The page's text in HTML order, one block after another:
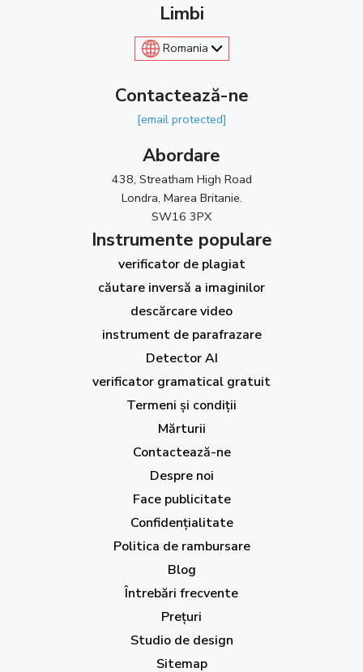
Limbi
Romania
Contactează-ne
[email protected]
Abordare
438, Streatham High Road
Londra, Marea Britanie.
SW16 3PX
Instrumente populare
verificator de plagiat
căutare inversă a imaginilor
descărcare video
instrument de parafrazare
Detector AI
verificator gramatical gratuit
Termeni și condiții
Mărturii
Contactează-ne
Despre noi
Face publicitate
Confidențialitate
Politica de rambursare
Blog
Întrebări frecvente
Prețuri
Studio de design
Sitemap